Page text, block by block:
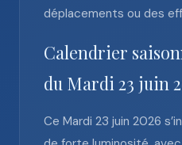
déplacements ou des
Calendrier
du Mardi 23 juin
Ce Mardi 23 juin 2026